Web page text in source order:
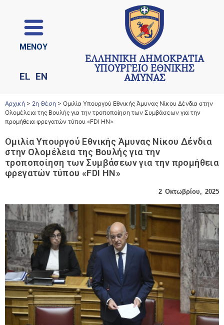
ΜΕΝΟΥ
EL EN
ΕΛΛΗΝΙΚΗ ΔΗΜΟΚΡΑΤΙΑ
ΥΠΟΥΡΓΕΙΟ ΕΘΝΙΚΗΣ
ΑΜΥΝΑΣ
Αρχική > 2η Θέση > Ομιλία Υπουργού Εθνικής Άμυνας Νίκου Δένδια στην
Ολομέλεια της Βουλής για την τροποποίηση των Συμβάσεων για την
προμήθεια φρεγατών τύπου «FDI HN»
Ομιλία Υπουργού Εθνικής Άμυνας Νίκου Δένδια
στην Ολομέλεια της Βουλής για την
τροποποίηση των Συμβάσεων για την προμήθεια
φρεγατών τύπου «FDI HN»
2 Οκτωβρίου, 2025